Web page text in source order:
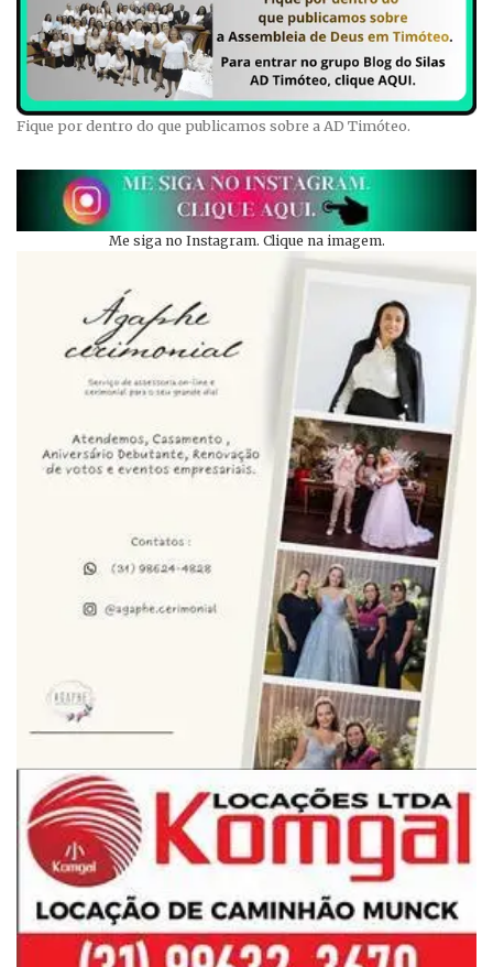
Fique por dentro do que publicamos sobre a AD Timóteo.
Me siga no Instagram. Clique na imagem.